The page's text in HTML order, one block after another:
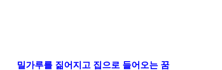
밀가루를 짊어지고 집으로 들어오는 꿈